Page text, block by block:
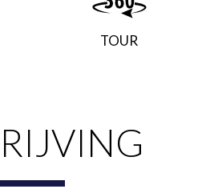
TOUR